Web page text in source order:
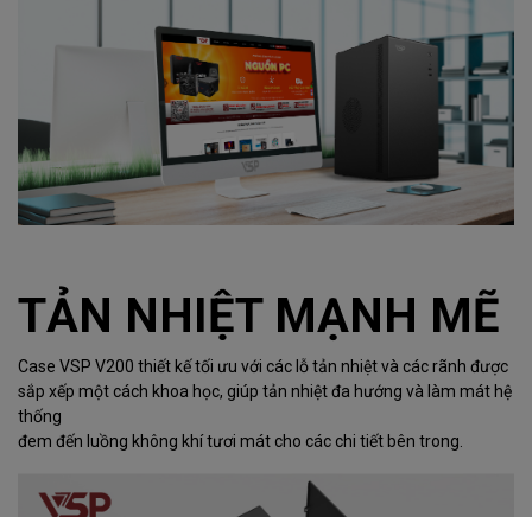
TẢN NHIỆT MẠNH MẼ
Case VSP V200 thiết kế tối ưu với các lỗ tản nhiệt và các rãnh được
sắp xếp một cách khoa học, giúp tản nhiệt đa hướng và làm mát hệ
thống
đem đến luồng không khí tươi mát cho các chi tiết bên trong.